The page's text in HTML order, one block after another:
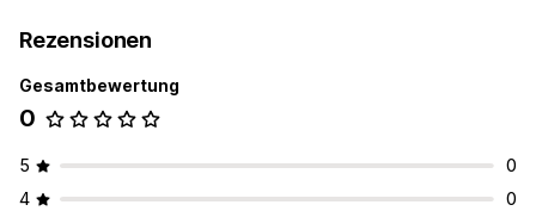
Rezensionen
Gesamtbewertung
0
5
0
4
0